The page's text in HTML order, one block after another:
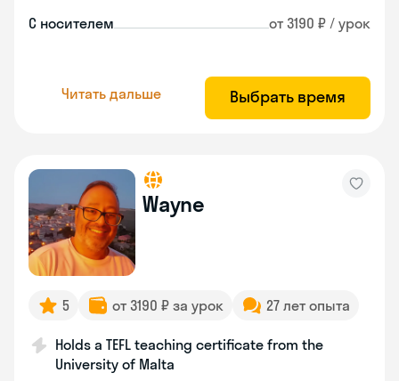
С носителем от 3190 ₽ / урок
Читать дальше Выбрать время
Wayne
5 от 3190 ₽ за урок 27 лет опыта
Holds a TEFL teaching certificate from the
University of Malta